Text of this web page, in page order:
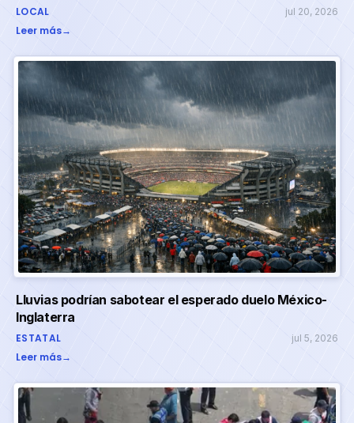
LOCAL jul 20, 2026
Leer más→
Lluvias podrían sabotear el esperado duelo México-
Inglaterra
ESTATAL jul 5, 2026
Leer más→